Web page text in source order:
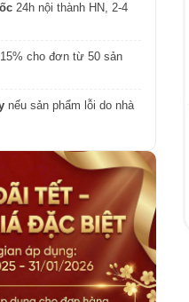
24h nội thành HN, 2-4
cho đơn từ 50 sản
nếu sản phẩm lỗi do nhà